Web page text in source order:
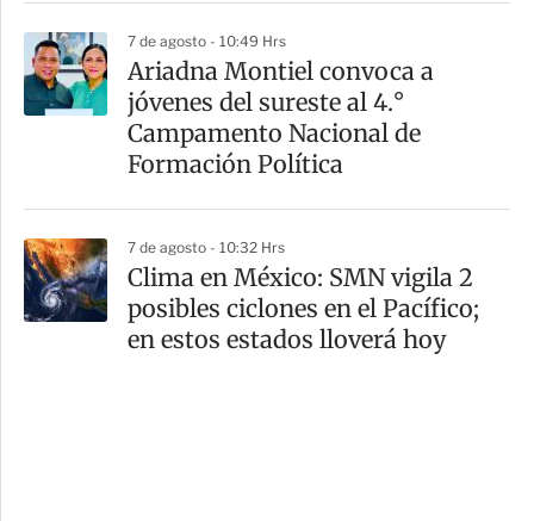
7 de agosto - 10:49 Hrs
Ariadna Montiel convoca a
jóvenes del sureste al 4.°
Campamento Nacional de
Formación Política
7 de agosto - 10:32 Hrs
Clima en México: SMN vigila 2
posibles ciclones en el Pacífico;
en estos estados lloverá hoy